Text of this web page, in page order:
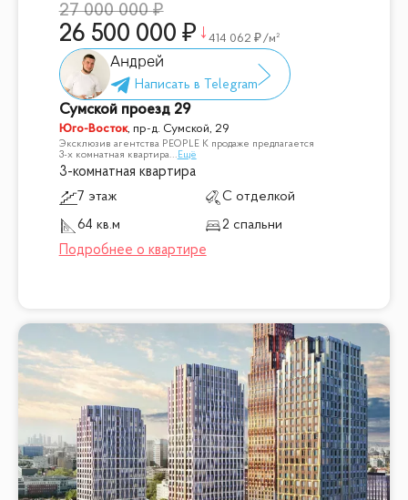
27 000 000
26 500 000 414 062 /м²
Андрей
Сумской проезд 29
Юго-Восток, пр-д. Сумской, 29
Эксклюзив агентства PEOPLE К продаже предлагается
3-х комнатная квартира... Ещё
3-комнатная квартира
7 этаж
С отделкой
64 кв.м
2 спальни